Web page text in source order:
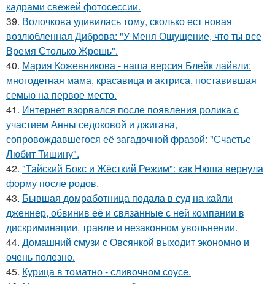
кадрами свежей фотосессии.
39. Волочкова удивилась тому, сколько ест новая
возлюбленная Диброва: "У Меня Ощущение, что ты все
Время Столько Жрешь".
40. Мария Кожевникова - наша версия Блейк лайвли:
многодетная мама, красавица и актриса, поставившая
семью на первое место.
41. Интернет взорвался после появления ролика с
участием Анны седоковой и джигана,
сопровождавшегося её загадочной фразой: "Счастье
Любит Тишину".
42. "Тайский Бокс и Жёсткий Режим": как Нюша вернула
форму после родов.
43. Бывшая домработница подала в суд на кайли
дженнер, обвинив её и связанные с ней компании в
дискриминации, травле и незаконном увольнении.
44. Домашний смузи с Овсянкой выходит экономно и
очень полезно.
45. Курица в томатно - сливочном соусе.